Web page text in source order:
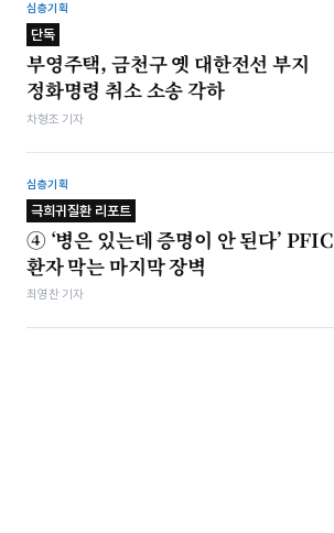
심층기획
단독
부영주택, 금천구 옛 대한전선 부지
정화명령 취소 소송 각하
차형조 기자
심층기획
극희귀질환 리포트
④ ‘병은 있는데 증명이 안 된다’ PFIC
환자 막는 마지막 장벽
최영찬 기자